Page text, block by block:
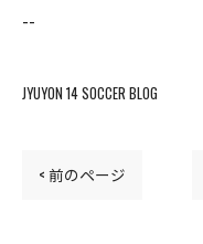
--
JYUYON 14 SOCCER BLOG
< 前のページ